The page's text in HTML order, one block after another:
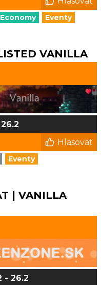
Economy Eventy
VANILLA
Hlasovat
Eventy
| VANILLA
- 26.2